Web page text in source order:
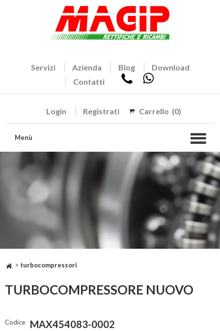
Servizi Azienda Blog
Download
Contatti
Login Registrati Carrello (0)
Menù
> turbocompressori
TURBOCOMPRESSORE NUOVO
Codice MAX454083-0002